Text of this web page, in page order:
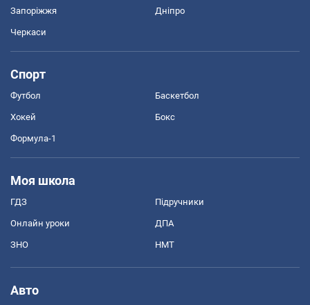
Запоріжжя Дніпро
Черкаси
Спорт
Футбол Баскетбол
Хокей Бокс
Формула-1
Моя школа
ГДЗ Підручники
Онлайн уроки ДПА
ЗНО НМТ
Авто